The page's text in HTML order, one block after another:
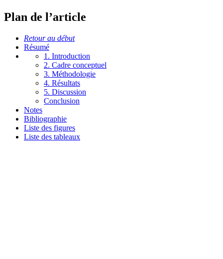
Plan de l’article
Retour au début
Résumé
1. Introduction
2. Cadre conceptuel
3. Méthodologie
4. Résultats
5. Discussion
Conclusion
Notes
Bibliographie
Liste des figures
Liste des tableaux